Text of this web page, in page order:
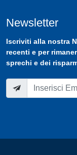
Newsletter
Iscriviti alla nostra
recenti e per
sprechi e dei